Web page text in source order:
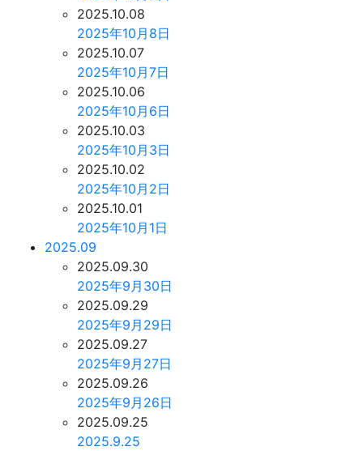
2025.10.08
2025年10月8日
2025.10.07
2025年10月7日
2025.10.06
2025年10月6日
2025.10.03
2025年10月3日
2025.10.02
2025年10月2日
2025.10.01
2025年10月1日
2025.09
2025.09.30
2025年9月30日
2025.09.29
2025年9月29日
2025.09.27
2025年9月27日
2025.09.26
2025年9月26日
2025.09.25
2025.9.25